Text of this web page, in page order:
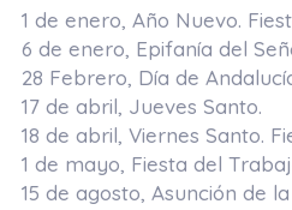
1 de enero , Año Nuevo.
6 de enero , Epifanía del
28 Febrero, Día de
17 de abril , Jueves Santo.
18 de abril , Viernes Santo.
1 de mayo , Fiesta del
15 de agosto , Asunción de